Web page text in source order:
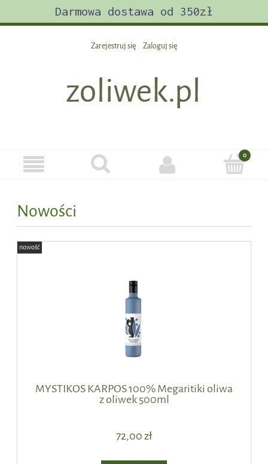
Darmowa dostawa od 350zł
Zarejestruj się Zaloguj się
Nowości
MYSTIKOS KARPOS 100% Megaritiki oliwa
z oliwek 500ml
72,00 zł
nowość